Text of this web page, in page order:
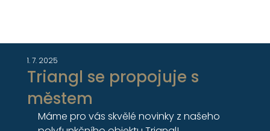
Triangl se propojuje s
městem
1. 7. 2025
Máme pro vás skvělé novinky z našeho